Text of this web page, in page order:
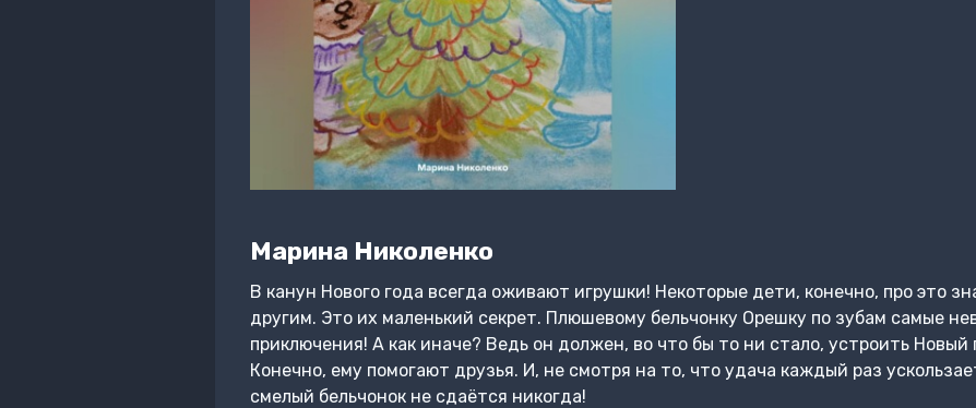
Марина Николенко
В канун Нового года всегда оживают игрушки! Некоторые дети, конечно, про это
другим. Это их маленький секрет. Плюшевому бельчонку Орешку по зубам самые
приключения! А как иначе? Ведь он должен, во что бы то ни стало, устроить Новый
Конечно, ему помогают друзья. И, не смотря на то, что удача каждый раз
смелый бельчонок не сдаётся никогда!